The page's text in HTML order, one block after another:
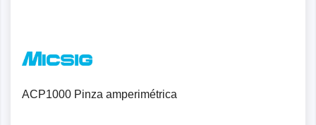
ACP1000 Pinza amperimétrica